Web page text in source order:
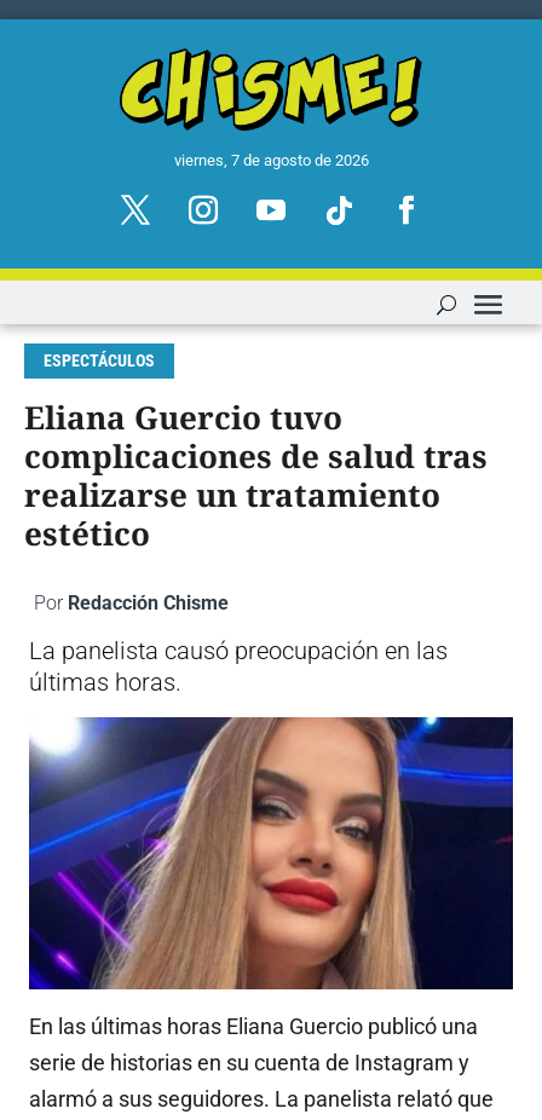
viernes, 7 de agosto de 2026
ESPECTÁCULOS
Eliana Guercio tuvo
complicaciones de salud tras
realizarse un tratamiento
estético
Por Redacción Chisme
La panelista causó preocupación en las
últimas horas.
En las últimas horas Eliana Guercio publicó una
serie de historias en su cuenta de Instagram y
alarmó a sus seguidores. La panelista relató que